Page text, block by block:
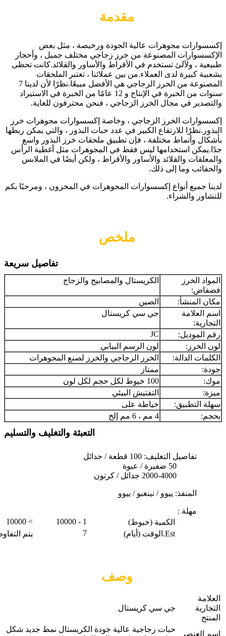
مقدمة
إكسسوارات مجوهرات عالية الجودة ورخيصة ، مثل بعض
الإكسسوارات المصنوعة من خرز زجاجي مختلف جميل ، وأحجار
طبيعية ، ولآلئ تستخدم في الأقراط والأساور والقلائد.كانت تحظى
بشعبية كبيرة لدى العملاء.من بين عملائنا ، تعتبر الملحقات
المصنوعة من الخرز الزجاجي هي الأفضل مبيعًا.نظرًا لأن لدينا 7
سنوات من الخبرة في الإنتاج و 12 عامًا من الخبرة في الاستيراد
والتصدير في مجال الخرز الزجاجي ، فنحن محترفون للغاية.
إكسسوارات الخرز الزجاجي ، وخاصة إكسسوارات مجوهرات خرز
البذور.نظرًا للارتفاع الكبير في عدد حبات البذور ، والتي يمكن ربطها
بأشكال وأنماط مختلفة ، فإن تطبيق ملحقات خرز البذور واسع
جدًا.يمكن استخدامها ليس فقط في المجوهرات مثل أغطية الرأس
والمعلقات والقلائد والأساور والأقراط ، ولكن أيضًا في الملابس
والحقائب وما إلى ذلك.
لدينا جميع أنواع إكسسوارات المجوهرات في المخزون ، ومرحبًا بكم
للتشاور والشراء.
ملخص
تفاصيل سريعة
المواد الخرز
فضفاض:
الكريستال والمصابيح والزجاج
مكان المنشأ:
الصين
اسم العلامة
التجارية:
جي سي كريستال
رقم الموديل:
JC
لون الخرز:
لون الرسم البياني
الكلمات الدالة:
الخرز الزجاجي والخرز لصنع المجوهرات
جودة:
ممتاز
موك:
100 خيوط لكل حجم لكل لون
ميزة:
التفتيش البيئي
سهلة التطبيق:
خياطة على
بحجم:
4 مم ، 6 مم إلخ
التعبئة والتغليف والتسليم
تفاصيل التغليف: 100 قطعة / جدائل
50 ضفيرة / عبوة
2000-4000 جدائل / كرتون
المنفذ: ييوو / نينغبو / ييوو
مهلة :
الكمية (خيوط)
1 - 10000
> 10000
Est.الوقت (أيام)
7 يتم
وصف
العلامة
التجارية
المنتج
جي سي كريستال
اسم العنصر
حبات زجاجية عالية جودة الكريستال نمط جديد شكل